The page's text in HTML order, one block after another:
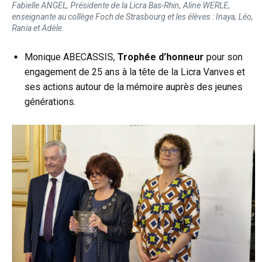
Fabielle ANGEL, Présidente de la Licra Bas-Rhin, Aline WERLE,
enseignante au collège Foch de Strasbourg et les élèves : Inaya, Léo,
Rania et Adèle.
Monique ABECASSIS, Trophée d’honneur pour son
engagement de 25 ans à la tête de la Licra Vanves et
ses actions autour de la mémoire auprès des jeunes
générations.